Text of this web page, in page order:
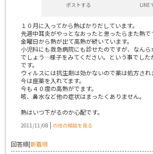
ポストする LINE
１０月に入ってから熱ばかりだしています。
先週中耳炎がやっとなおったと思ったらまた熱で
金曜日から熱が出て高熱が続いています。
小児科にも救急病院にも診せたのですが、なん
でしょう…様子をみてください。という事でした
です。
ウィルスには抗生剤は効かないので薬は処方され
今は座薬を入れてます。
今も４０度の高熱がでます。
咳、鼻水など他の症状はまったくありません。
熱はいつ下がるのか心配です。
2011/11/08 | の他の相談を見る
回答順|新着順